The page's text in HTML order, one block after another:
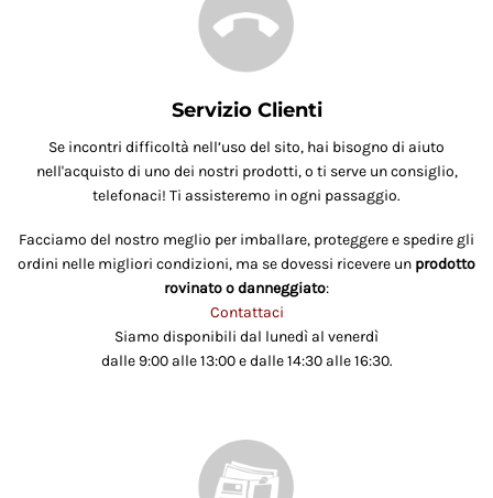
Servizio Clienti
Se incontri difficoltà nell’uso del sito, hai bisogno di aiuto
nell'acquisto di uno dei nostri prodotti, o ti serve un consiglio,
telefonaci! Ti assisteremo in ogni passaggio.
Facciamo del nostro meglio per imballare, proteggere e spedire gli
ordini nelle migliori condizioni, ma se dovessi ricevere un prodotto
rovinato o danneggiato:
Contattaci
Siamo disponibili dal lunedì al venerdì
dalle 9:00 alle 13:00 e dalle 14:30 alle 16:30.